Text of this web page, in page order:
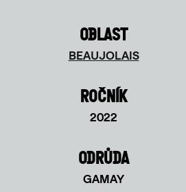
OBLAST
BEAUJOLAIS
ROČNÍK
2022
ODRŮDA
GAMAY